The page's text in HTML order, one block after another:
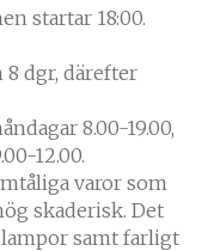
startar 18:00.
8 dgr, därefter
8.00-19.00,
12.00.
varor som
skaderisk. Det
samt farligt